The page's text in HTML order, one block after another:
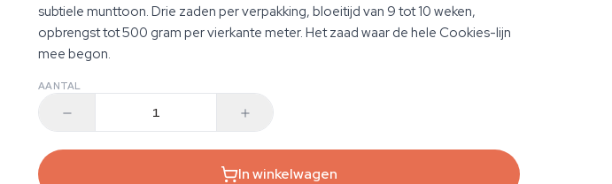
subtiele munttoon. Drie zaden per verpakking, bloeitijd van 9 tot 10 weken,
opbrengst tot 500 gram per vierkante meter. Het zaad waar de hele Cookies-lijn
mee begon.
AANTAL
In winkelwagen